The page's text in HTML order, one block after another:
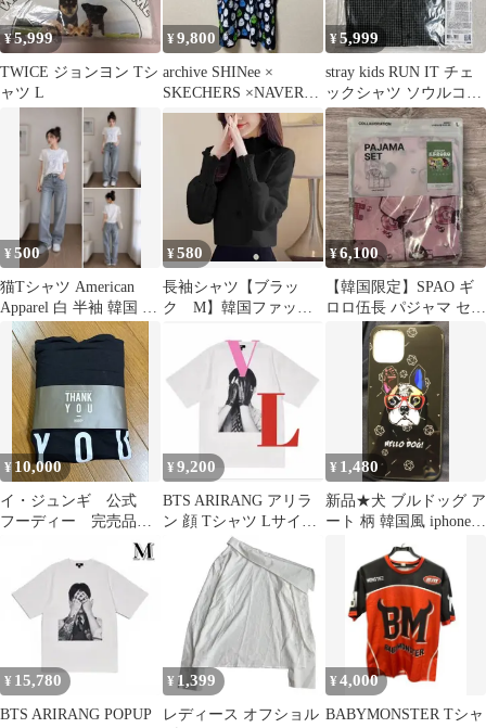
¥5,999
TWICE ジョンヨン Tシ
ャツ L
¥9,800
archive SHINee ×
SKECHERS ×NAVERコ
ラボTシャツ黒
¥5,999
stray kids RUN IT チェ
ックシャツ ソウルコン
グッズ 韓国
¥500
猫Tシャツ American
Apparel 白 半袖 韓国 ス
トリート 古着
¥580
長袖シャツ【ブラッ
ク M】韓国ファッシ
¥6,100
【韓国限定】SPAO ギ
ロロ伍長 パジャマ セッ
ト 半袖 Ｌ 新品 ケロ
ロ軍曹
¥ 10,000
イ・ジュンギ 公式
フーディー 完売品
¥ 9,200
BTS ARIRANG アリラ
ン 顔 Tシャツ Lサイズ
V テテ テヒョン
¥ 1,480
新品★犬 ブルドッグ ア
ート 柄 韓国風 iphone12
pro 黒 ブラック
¥ 15,780
BTS ARIRANG POPUP
¥ 1,399
レディース オフショル
¥4,000
BABYMONSTER Tシャ